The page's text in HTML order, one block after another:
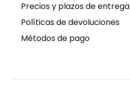
Precios y plazos de entrega
Políticas de devoluciones
Métodos de pago